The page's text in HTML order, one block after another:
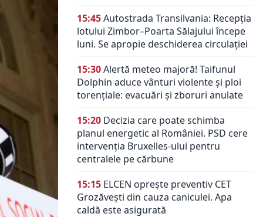
15:45Autostrada Transilvania: Recepția
lotului Zimbor–Poarta Sălajului începe
luni. Se apropie deschiderea circulației
15:30Alertă meteo majoră! Taifunul
Dolphin aduce vânturi violente și ploi
torențiale: evacuări și zboruri anulate
15:20 Decizia care poate schimba
planul energetic al României. PSD cere
intervenția Bruxelles-ului pentru
centralele pe cărbune
15:15 ELCEN oprește preventiv CET
Grozăvești din cauza caniculei. Apa
caldă este asigurată